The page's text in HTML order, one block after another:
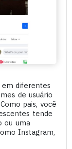
diferentes
de usuário
pais, você
tende
ou uma
Instagram,